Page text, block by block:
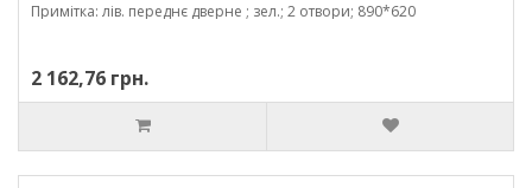
Примітка: лів. переднє дверне ; зел.; 2 отвори; 890*620
2 162,76 грн.